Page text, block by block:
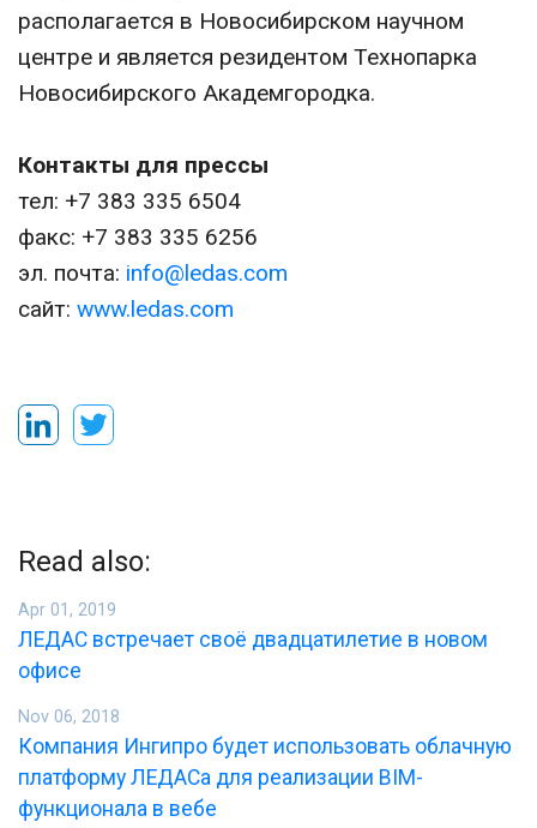
располагается в Новосибирском научном
центре и является резидентом Технопарка
Новосибирского Академгородка.
Контакты для прессы
тел: +7 383 335 6504
факс: +7 383 335 6256
эл. почта: info@ledas.com
сайт: www.ledas.com
Read also:
Apr 01, 2019
ЛЕДАС встречает своё двадцатилетие в новом
офисе
Nov 06, 2018
Компания Ингипро будет использовать облачную
платформу ЛЕДАСа для реализации BIM-
функционала в вебе